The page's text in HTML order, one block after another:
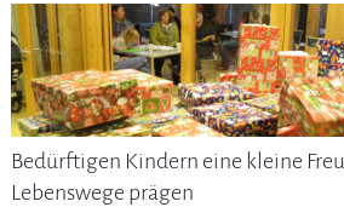
Bedürftigen Kindern eine kleine
Lebenswege prägen